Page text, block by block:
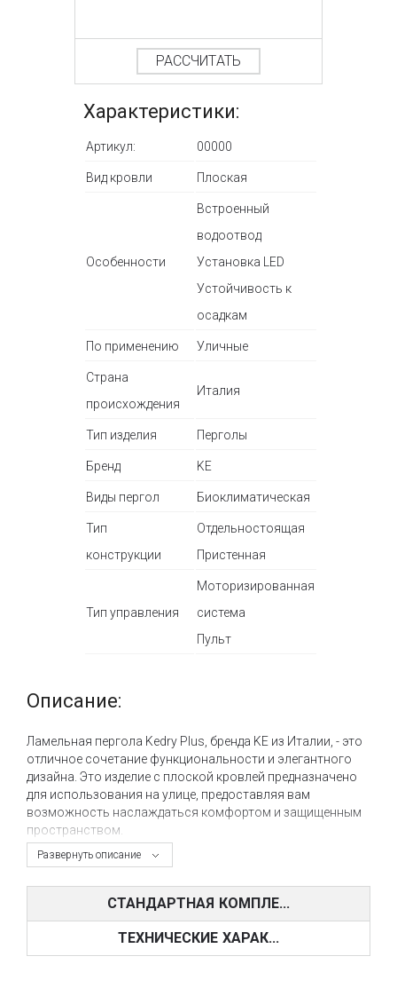
РАССЧИТАТЬ
Характеристики:
Артикул: 00000
Вид кровли Плоская
Особенности
Встроенный
водоотвод
Установка LED
Устойчивость к
осадкам
По применению Уличные
Страна
происхождения
Италия
Тип изделия Перголы
Бренд KE
Виды пергол Биоклиматическая
Тип
конструкции
Отдельностоящая
Пристенная
Тип управления
Моторизированная
система
Пульт
Развернуть описание
Описание:
Ламельная пергола Kedry Plus, бренда KE из Италии, - это
отличное сочетание функциональности и элегантного
дизайна. Это изделие с плоской кровлей предназначено
для использования на улице, предоставляя вам
возможность наслаждаться комфортом и защищенным
пространством.
Особенности ламельной перголы Kedry Plus включают
отводить воду во время дождя, а также устойчивость к
осадкам, что обеспечивает надежную защиту от
непогоды и обеспечивает длительный срок службы
СТАНДАРТНАЯ КОМПЛЕ...
ТЕХНИЧЕСКИЕ ХАРАК...